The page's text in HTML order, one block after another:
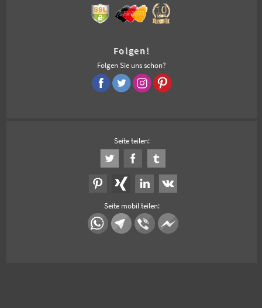
Folgen!
Folgen Sie uns schon?
Seite teilen:
Seite mobil teilen: